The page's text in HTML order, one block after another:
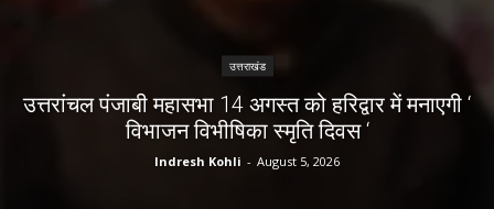
उत्तराखंड
उत्तरांचल पंजाबी महासभा 14 अगस्त को हरिद्वार में मनाएगी ‘
विभाजन विभीषिका स्मृति दिवस ‘
Indresh Kohli - August 5, 2026